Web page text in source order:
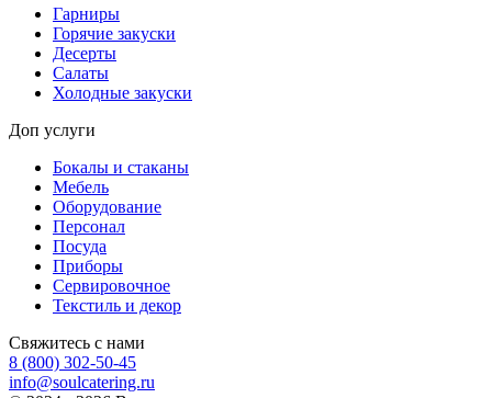
Гарниры
Горячие закуски
Десерты
Салаты
Холодные закуски
Доп услуги
Бокалы и стаканы
Мебель
Оборудование
Персонал
Посуда
Приборы
Сервировочное
Текстиль и декор
Свяжитесь с нами
8 (800) 302-50-45
info@soulcatering.ru